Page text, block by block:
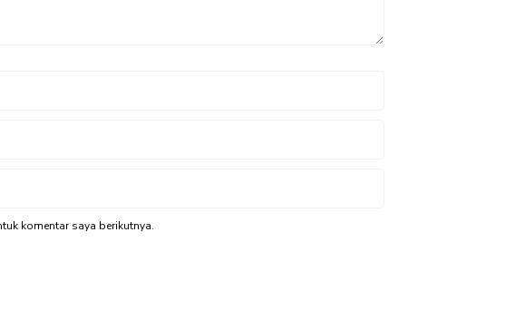
komentar saya berikutnya.